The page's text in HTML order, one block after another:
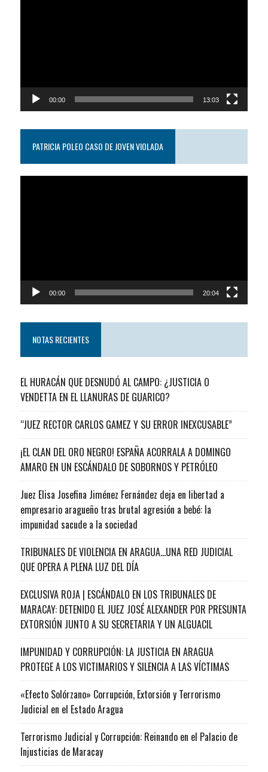
00:00 13:03
PATRICIA POLEO CASO DE JOVEN VIOLADA
00:00 20:04
NOTAS RECIENTES
EL HURACÁN QUE DESNUDÓ AL CAMPO: ¿JUSTICIA O
VENDETTA EN EL LLANURAS DE GUARICO?
“JUEZ RECTOR CARLOS GAMEZ Y SU ERROR INEXCUSABLE”
¡EL CLAN DEL ORO NEGRO! ESPAÑA ACORRALA A DOMINGO
AMARO EN UN ESCÁNDALO DE SOBORNOS Y PETRÓLEO
Juez Elisa Josefina Jiménez Fernández deja en libertad a
empresario aragueño tras brutal agresión a bebé: la
impunidad sacude a la sociedad
TRIBUNALES DE VIOLENCIA EN ARAGUA…UNA RED JUDICIAL
QUE OPERA A PLENA LUZ DEL DÍA
EXCLUSIVA ROJA | ESCÁNDALO EN LOS TRIBUNALES DE
MARACAY: DETENIDO EL JUEZ JOSÉ ALEXANDER POR PRESUNTA
EXTORSIÓN JUNTO A SU SECRETARIA Y UN ALGUACIL
IMPUNIDAD Y CORRUPCIÓN: LA JUSTICIA EN ARAGUA
PROTEGE A LOS VICTIMARIOS Y SILENCIA A LAS VÍCTIMAS
«Efecto Solórzano» Corrupción, Extorsión y Terrorismo
Judicial en el Estado Aragua
Terrorismo Judicial y Corrupción: Reinando en el Palacio de
Injusticias de Maracay